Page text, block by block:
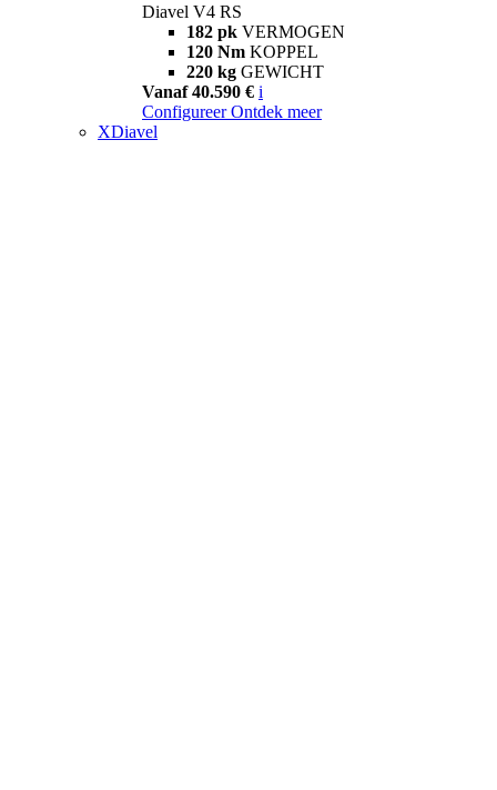
Diavel V4 RS
182 pk VERMOGEN
120 Nm KOPPEL
220 kg GEWICHT
Vanaf 40.590 € i
Configureer Ontdek meer
XDiavel